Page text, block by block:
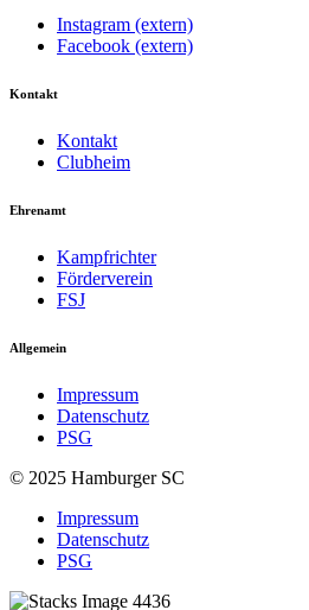
Instagram (extern)
Facebook (extern)
Kontakt
Kontakt
Clubheim
Ehrenamt
Kampfrichter
Förderverein
FSJ
Allgemein
Impressum
Datenschutz
PSG
© 2025 Hamburger SC
Impressum
Datenschutz
PSG